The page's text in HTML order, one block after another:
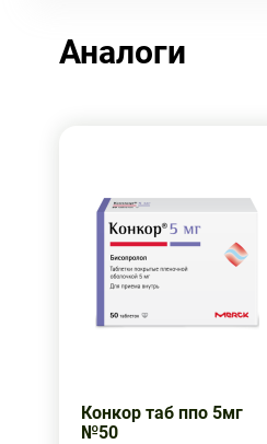
Аналоги
Конкор таб ппо 5мг
№50